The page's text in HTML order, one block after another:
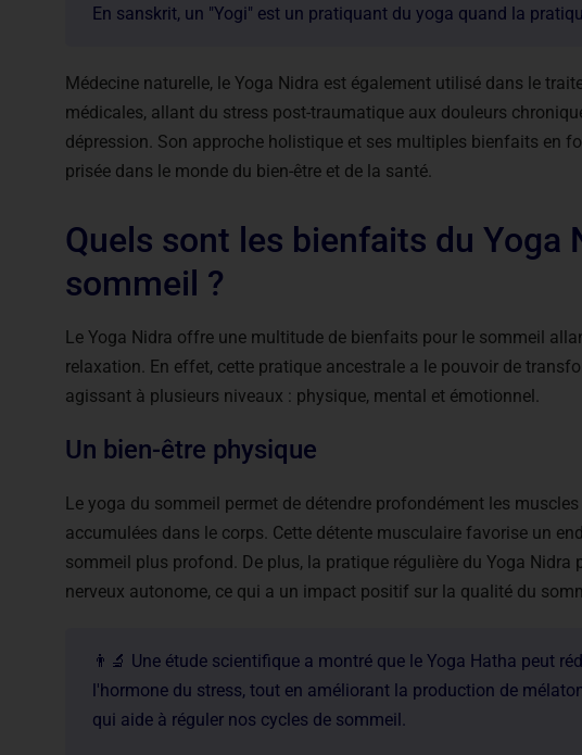
En sanskrit, un "Yogi" est un pratiquant du yoga quand la
Médecine naturelle, le Yoga Nidra est également utilisé dans le
médicales, allant du stress post-traumatique aux douleurs
dépression. Son approche holistique et ses multiples bienfaits en
prisée dans le monde du bien-être et de la santé.
Quels sont les bienfaits du Yoga
sommeil ?
Le Yoga Nidra offre une multitude de bienfaits pour le sommeil
relaxation. En effet, cette pratique ancestrale a le pouvoir de
agissant à plusieurs niveaux : physique, mental et émotionnel.
Un bien-être physique
Le yoga du sommeil permet de détendre profondément les
accumulées dans le corps. Cette détente musculaire favorise un
sommeil plus profond. De plus, la pratique régulière du Yoga Nidra
nerveux autonome, ce qui a un impact positif sur la qualité du
👨‍🔬 Une étude scientifique a montré que le Yoga Hatha peut
l'hormone du stress, tout en améliorant la production de
qui aide à réguler nos cycles de sommeil.